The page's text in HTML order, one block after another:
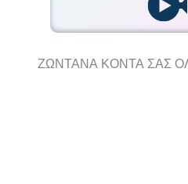
ΖΩΝΤΑΝΑ ΚΟΝΤΑ ΣΑΣ